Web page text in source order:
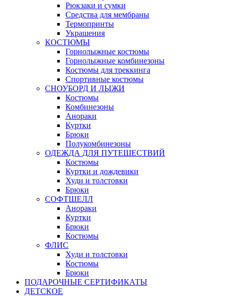
Рюкзаки и сумки
Средства для мембраны
Термопринты
Украшения
КОСТЮМЫ
Горнолыжные костюмы
Горнолыжные комбинезоны
Костюмы для треккинга
Спортивные костюмы
СНОУБОРД И ЛЫЖИ
Костюмы
Комбинезоны
Анораки
Куртки
Брюки
Полукомбинезоны
ОДЕЖДА ДЛЯ ПУТЕШЕСТВИЙ
Костюмы
Куртки и дождевики
Худи и толстовки
Брюки
СОФТШЕЛЛ
Анораки
Куртки
Брюки
Костюмы
ФЛИС
Худи и толстовки
Костюмы
Брюки
ПОДАРОЧНЫЕ СЕРТИФИКАТЫ
ДЕТСКОЕ